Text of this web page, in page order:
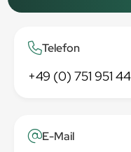
Telefon
+49 (0) 751 951
E-Mail